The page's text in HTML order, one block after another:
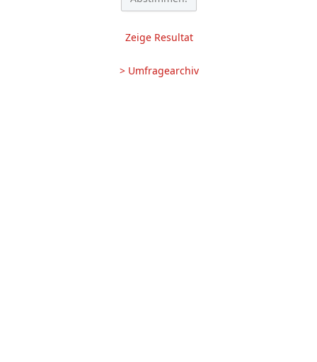
Zeige Resultat
> Umfragearchiv